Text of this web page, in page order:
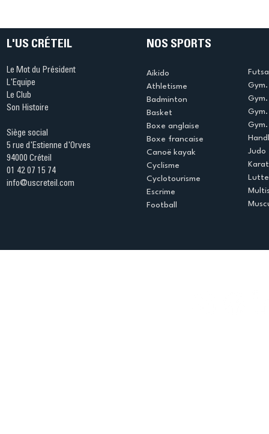
L'US CRÉTEIL
Le Mot du Président
L'Equipe
Le Club
Son Histoire
Siège social
5 rue d'Estienne d'Orves
94000 Créteil
01 42 07 15 74
info@uscreteil.com
NOS SPORTS
Aikido
Athletisme
Badminton
Basket
Boxe anglaise
Boxe francaise
Canoë kayak
Cyclisme
Cyclotourisme
Escrime
Football
Judo
Lutte